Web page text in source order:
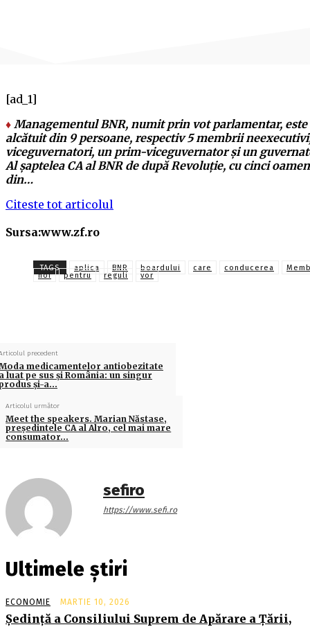
[ad_1]
♦ Managementul BNR, numit prin vot parlamentar, este
alcătuit din 9 persoane, respectiv 5 membrii
viceguvernatori, un prim-viceguvernator şi un
Al şaptelea CA al BNR de după Revoluţie, cu cinci
din…
Citeste tot articolul
Sursa:www.zf.ro
TAGS aplica BNR boardului care conducerea
noi
pentru reguli vor
precedent
medicamentelor antiobezitate
luat pe sus şi România: un singur
şi-a…
Articolul următor
Meet the speakers. Marian Năstase,
preşedintele CA al Alro, cel mai mare
consumator…
sefiro
https://www.sefi.ro
Ultimele știri
ECONOMIE MARTIE 10, 2026
Şedinţă a Consiliului Suprem de Apărare a Ţării,